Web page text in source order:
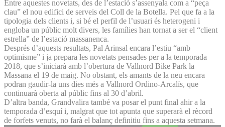
Entre aquestes novetats, des de l’estació s’assenyala com a “peça
clau” el nou edifici de serveis del Coll de la Botella. Pel que fa a la
tipologia dels clients i, si bé el perfil de l’usuari és heterogeni i
engloba un públic molt divers, les famílies han tornat a ser el “client
estrella” de l’estació massanenca.
Després d’aquests resultats, Pal Arinsal encara l’estiu “amb
optimisme” i ja prepara les novetats pensades per a la temporada
2018, que s’iniciarà amb l’obertura de Vallnord Bike Park la
Massana el 19 de maig. No obstant, els amants de la neu encara
podran gaudir-la uns dies més a Vallnord Ordino-Arcalís, que
continuarà oberta al públic fins al 30 d’abril.
D’altra banda, Grandvalira també va posar el punt final ahir a la
temporada d’esquí i, malgrat que tot apunta que superarà el rècord
de forfets venuts, no farà el balanç definitiu fins a aquesta setmana.